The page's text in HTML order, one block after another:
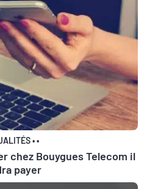
••
chez Bouygues Telecom il
payer